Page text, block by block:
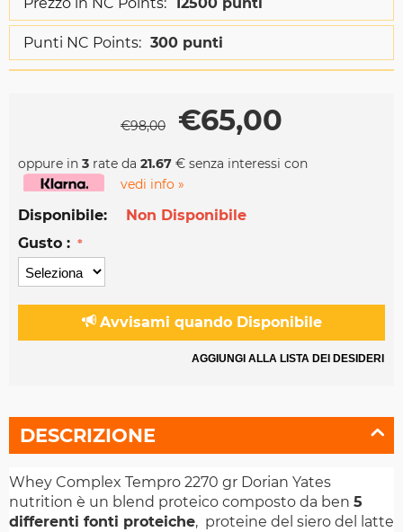
Prezzo in NC Points: 12500 punti
Punti NC Points: 300 punti
€98,00 €65,00
oppure in 3 rate da 21.67 € senza interessi con
vedi info »
Disponibile:
Non Disponibile
Gusto :
Avvisami quando Disponibile
AGGIUNGI ALLA LISTA DEI DESIDERI
DESCRIZIONE
Whey Complex Tempro 2270 gr Dorian Yates
nutrition è un blend proteico composto da ben 5
differenti fonti proteiche, proteine del siero del latte